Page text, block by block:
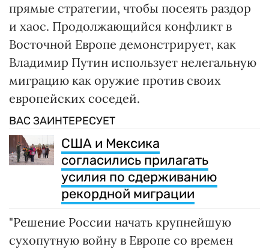
прямые стратегии, чтобы посеять раздор
и хаос. Продолжающийся конфликт в
Восточной Европе демонстрирует, как
Владимир Путин использует нелегальную
миграцию как оружие против своих
европейских соседей.
ВАС ЗАИНТЕРЕСУЕТ
США и Мексика
согласились прилагать
усилия по сдерживанию
рекордной миграции
"Решение России начать крупнейшую
сухопутную войну в Европе со времен